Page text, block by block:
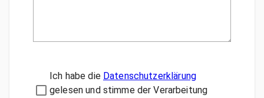
Ich habe die Datenschutzerklärung
gelesen und stimme der Verarbeitung